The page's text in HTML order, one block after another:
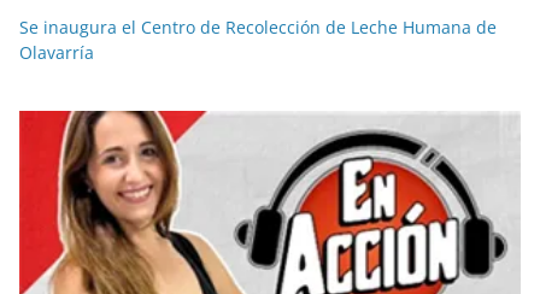
Se inaugura el Centro de Recolección de Leche Humana de
Olavarría